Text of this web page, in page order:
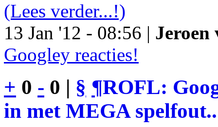
(Lees verder...!)
13 Jan '12 - 08:56 | Jeroen
Googley reacties!
+ 0 - 0 | § ¶ROFL:
in met MEGA